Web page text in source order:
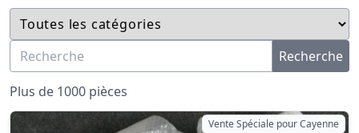
Recherche
Plus de 1000 pièces
Vente Spéciale pour Cayenne